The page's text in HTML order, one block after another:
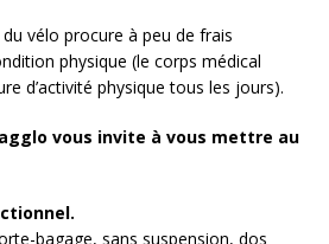
vélo procure à peu de frais
physique (le corps médical
d’activité physique tous les jours).
vous invite à vous mettre au
bagage, sans suspension, dos